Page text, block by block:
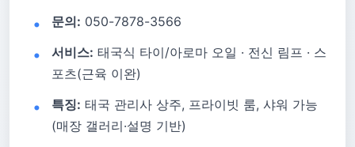
문의: 050-7878-3566
서비스: 태국식 타이/아로마 오일 · 전신 림프 · 스
포츠(근육 이완)
특징: 태국 관리사 상주, 프라이빗 룸, 샤워 가능
(매장 갤러리·설명 기반)